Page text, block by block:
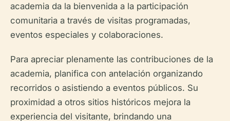
academia da la bienvenida a la participación
comunitaria a través de visitas programadas,
eventos especiales y colaboraciones.
Para apreciar plenamente las contribuciones de la
academia, planifica con antelación organizando
recorridos o asistiendo a eventos públicos. Su
proximidad a otros sitios históricos mejora la
experiencia del visitante, brindando una